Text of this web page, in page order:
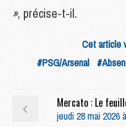
», précise-t-il.
Cet article
#PSG/Arsenal
jeudi 28 mai 2026